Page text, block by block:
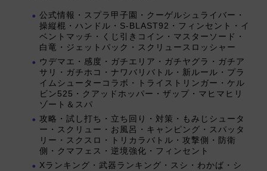
公式情報・スプラ甲子園・クーゲルシュライバー・
操縦棍・ハンドル・S-BLAST92・フィンセント・イ
ベントマッチ・くじ引きコイン・マスターソード・
白竜・ジェットパック・スクリュースロッシャー
ウデマエ・感度・ガチエリア・ガチヤグラ・ガチア
サリ・ガチホコ・ナワバリバトル・新ルール・プラ
イムシューターコラボ・トライストリンガー・ケル
ビン525・クアッドホッパー・ザップ・マヒマヒリ
ゾート＆スパ
攻略・試し打ち・立ち回り・対策・もみじシュータ
ー・スクリュー・お風呂・キャンピング・スパッタ
リー・スクスロ・トリカラバトル・攻撃側・防衛
側・クマフェス・逆境強化・フィンセント
Xランキング・武器ランキング・スシ・わかば・シ